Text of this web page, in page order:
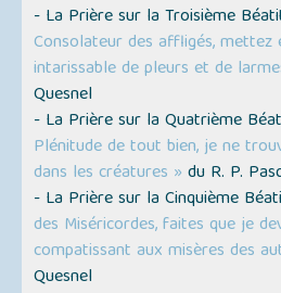
- La Prière sur la Troisième
Consolateur des affligés, mettez
intarissable de pleurs et de
Quesnel
- La Prière sur la Quatrième
Plénitude de tout bien, je ne
dans les créatures » du R. P.
- La Prière sur la Cinquième
des Miséricordes, faites que je
compatissant aux misères des
Quesnel